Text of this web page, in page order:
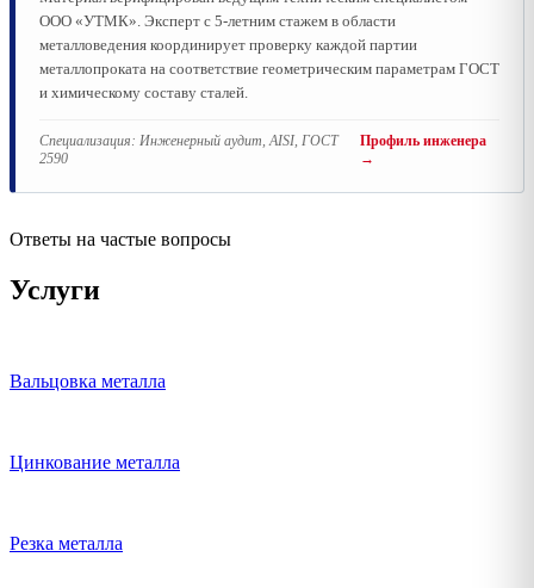
ООО «УТМК». Эксперт с 5-летним стажем в области
металловедения координирует проверку каждой партии
металлопроката на соответствие геометрическим параметрам ГОСТ
и химическому составу сталей.
Специализация: Инженерный аудит, AISI, ГОСТ
2590
Профиль инженера
→
Ответы на частые вопросы
Услуги
Вальцовка металла
Цинкование металла
Резка металла